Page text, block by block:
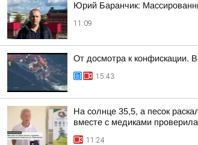
Юрий Баранчик:
11:09
От досмотра к конфискации.
15:43
На солнце 35,5, а песок
вместе с медиками
11:24